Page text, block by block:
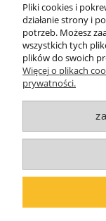
Wymiary paczek:
Polski producent
Pliki cookies i
działanie strony i
potrzeb. Możesz
wszystkich tych
plików do swoich
Więcej o plikach
prywatności.